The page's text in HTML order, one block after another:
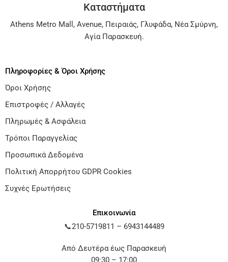
Καταστήματα
Athens Metro Mall , Avenue, Πειραιάς, Γλυφάδα, Νέα Σμύρνη,
Αγία Παρασκευή.
Πληροφορίες & Όροι Χρήσης
Όροι Χρήσης
Επιστροφές / Αλλαγές
Πληρωμές & Ασφάλεια
Τρόποι Παραγγελίας
Προσωπικά Δεδομένα
Πολιτική Απορρήτου GDPR Cookies
Συχνές Ερωτήσεις
Επικοινωνία
📞210-5719811 – 6943144489
Από Δευτέρα έως Παρασκευή